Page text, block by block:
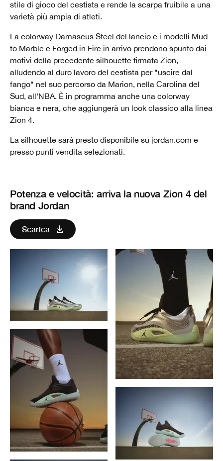
stile di gioco del cestista e rende la scarpa fruibile a una
varietà più ampia di atleti.
La colorway Damascus Steel del lancio e i modelli Mud
to Marble e Forged in Fire in arrivo prendono spunto dai
motivi della precedente silhouette firmata Zion,
alludendo al duro lavoro del cestista per "uscire dal
fango" nel suo percorso da Marion, nella Carolina del
Sud, all'NBA. È in programma anche una colorway
bianca e nera, che aggiungerà un look classico alla linea
Zion 4.
La silhouette sarà presto disponibile su jordan.com e
presso punti vendita selezionati.
Potenza e velocità: arriva la nuova Zion 4 del
brand Jordan
Scarica